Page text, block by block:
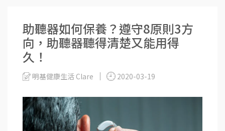
助聽器如何保養？遵守8原則3方
向，助聽器聽得清楚又能用得
久！
明基健康生活 Clare 2020-03-19